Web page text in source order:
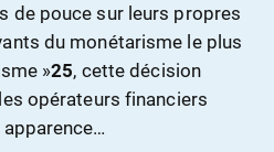
de pouce sur leurs propres
du monétarisme le plus
»25, cette décision
opérateurs financiers